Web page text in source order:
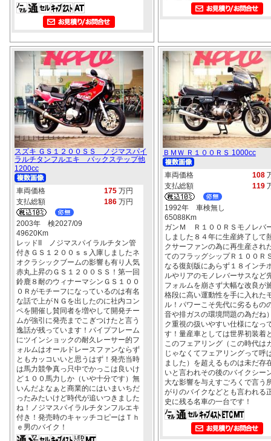
スズキ ＧＳ１２００ＳＳ ノジマスパイ
ラルチタンフルエキ バックステップ他
1200cc
車両価格 175 万円
支払総額
186 万円
2003年 検2027/09
49620Km
レッドII ノジマスパイラルチタン管
付きＧＳ１２００ｓｓ入庫しましたネ
オクラシックブームの影響も有り人気
赤丸上昇のＧＳ１２００ＳＳ！第一回
鈴鹿８耐のウィナーマシンＧＳ１００
０Ｒがモチーフになっているのは有名
な話で上がＮＧを出したのに社内コン
ペを開催し賛同者を増やして開発チー
ムが強引に発売までこぎつけたと言う
逸話が残っています！パイプフレーム
にツインショックの耐久レーサー的フ
ォルムはオールドレースファンならず
ともカッコいいと思うはず！発売当時
は馬力競争真っ只中でかっこは良いけ
ど１００馬力しか（いや十分です）無
いんだよなぁと商業的にはいまいちだ
ったみたいけど時代が追いつきました
ね！ノジマスパイラルチタンフルエキ
付き！発売時のキャッチコピーはＴｈ
ｅ男のバイク！
ＢＭＷ Ｒ１００ＲＳ 1000cc
車両価格 108
支払総額
119
1992年 車検無し
65088Km
ガンＭ Ｒ１００ＲＳモノレバ
しました８４年に生産終了して
クサーファンの為に再生産され
てのフラッグシップＲ１００Ｒ
なる復刻版にあらず１８インチ
ルやリアのモノレバーサスなど
フォルムを崩さず大幅な改良が
格段に高い運動性を手に入れた
ル！パワーこそ先代に劣るもの
音や排ガスの環境問題の為だね
ク重視の扱いやすい仕様になっ
す！量産車としては世界初装着
このフェアリング（この時代は
じゃなくてフェアリングって呼
ました）を超えるものは未だ存
いと言われその後のバイクシー
大な影響を与えすごろくで言う
がりのバイクなどとも言われる
史に残る名車の一台です！